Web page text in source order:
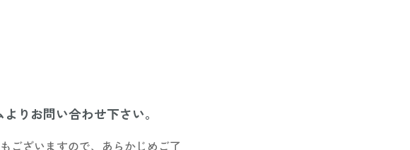
りお問い合わせ下さい。
ございますので、あらかじめご了